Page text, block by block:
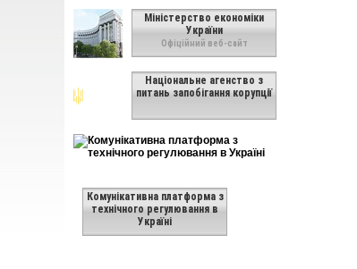
Міністерство економіки
України
Офіційний веб-сайт
Національне агенство з
питань запобігання корупції
Комунікативна платформа з
технічного регулювання в
Україні